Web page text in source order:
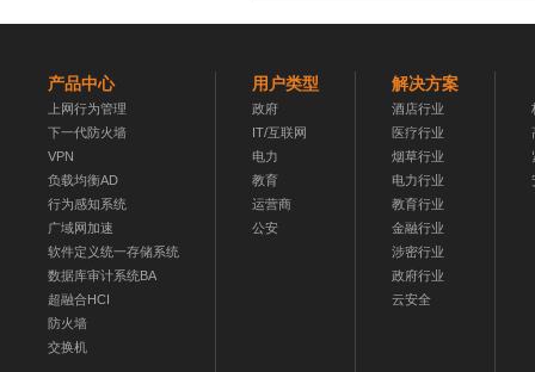
产品中心
上网行为管理
下一代防火墙
VPN
负载均衡AD
行为感知系统
广域网加速
软件定义统一存储系统
数据库审计系统BA
超融合HCI
防火墙
交换机
用户类型
政府
IT/互联网
电力
教育
运营商
公安
解决方案
酒店行业
医疗行业
烟草行业
电力行业
教育行业
金融行业
涉密行业
政府行业
云安全